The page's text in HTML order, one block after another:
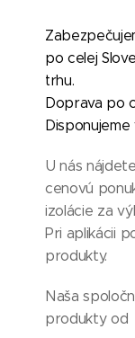
po celej
trhu.
Doprava po
U nás
cenovú
izolácie za
Pri aplikácii
produkty.
Naša
produkty od